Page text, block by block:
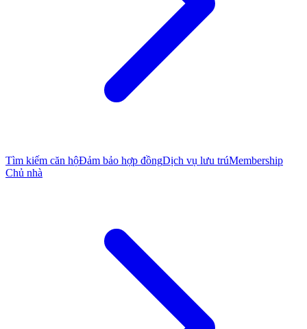
Tìm kiếm căn hộĐảm bảo hợp đồngDịch vụ lưu trúMembership
Chủ nhà